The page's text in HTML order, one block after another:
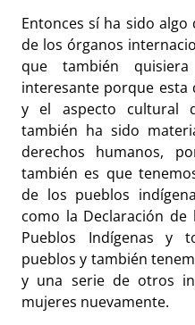
Entonces sí ha sido
de los órganos
que también
interesante porque esta
y el aspecto cultural
también ha sido
derechos humanos,
también es que
de los pueblos
como la Declaración de
Pueblos Indígenas y
pueblos y también
y una serie de otros
mujeres nuevamente.